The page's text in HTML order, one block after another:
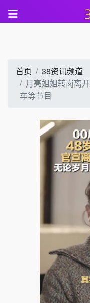
首页
38资讯频道
月亮姐姐转岗离
车等节目